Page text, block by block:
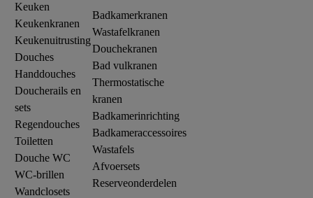
Keuken
Keukenkranen
Keukenuitrusting
Douches
Handdouches
Doucherails en
sets
Regendouches
Toiletten
Douche WC
WC-brillen
Wandclosets
Badkamerkranen
Wastafelkranen
Douchekranen
Bad vulkranen
Thermostatische
kranen
Badkamerinrichting
Badkameraccessoires
Wastafels
Afvoersets
Reserveonderdelen